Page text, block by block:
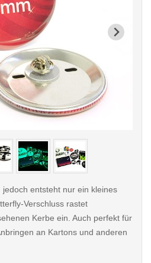
entsteht nur ein kleines
Verschluss rastet
Kerbe ein. Auch perfekt für
an Kartons und anderen